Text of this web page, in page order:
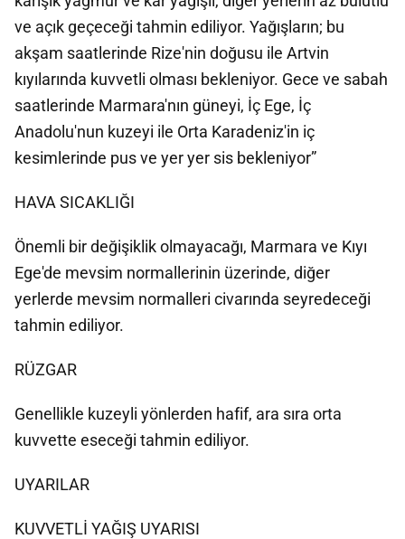
ve açık geçeceği tahmin ediliyor. Yağışların; bu
akşam saatlerinde Rize'nin doğusu ile Artvin
kıyılarında kuvvetli olması bekleniyor. Gece ve sabah
saatlerinde Marmara'nın güneyi, İç Ege, İç
Anadolu'nun kuzeyi ile Orta Karadeniz'in iç
kesimlerinde pus ve yer yer sis bekleniyor”
HAVA SICAKLIĞI
Önemli bir değişiklik olmayacağı, Marmara ve Kıyı
Ege'de mevsim normallerinin üzerinde, diğer
yerlerde mevsim normalleri civarında seyredeceği
tahmin ediliyor.
RÜZGAR
Genellikle kuzeyli yönlerden hafif, ara sıra orta
kuvvette eseceği tahmin ediliyor.
UYARILAR
KUVVETLİ YAĞIŞ UYARISI